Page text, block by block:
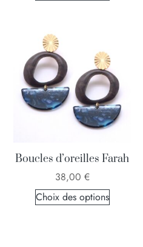
Boucles d’oreilles Farah
38,00 €
Choix des options